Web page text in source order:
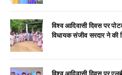
विश्व आदिवासी दिवस पर
विधायक संजीव सरदार ने की
विश्व आदिवासी दिवस पर